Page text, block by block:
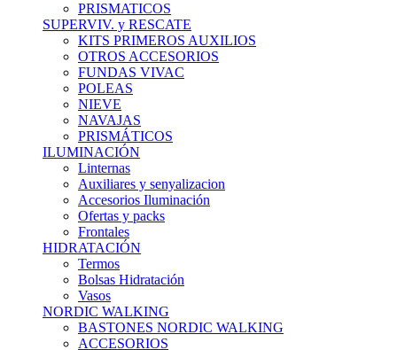
PRISMATICOS
SUPERVIV. y RESCATE
KITS PRIMEROS AUXILIOS
OTROS ACCESORIOS
FUNDAS VIVAC
POLEAS
NIEVE
NAVAJAS
PRISMÁTICOS
ILUMINACIÓN
Linternas
Auxiliares y senyalizacion
Accesorios Iluminación
Ofertas y packs
Frontales
HIDRATACIÓN
Termos
Bolsas Hidratación
Vasos
NORDIC WALKING
BASTONES NORDIC WALKING
ACCESORIOS